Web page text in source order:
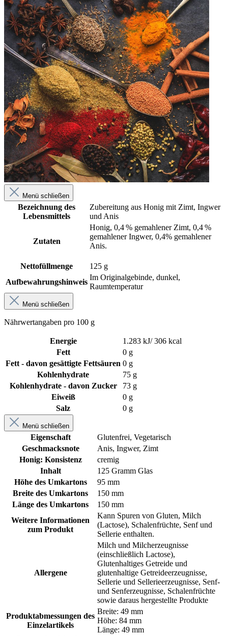
Menü schließen
Bezeichnung des
Lebensmittels
Zubereitung aus Honig mit Zimt, Ingwer
und Anis
Zutaten
Honig, 0,4 % gemahlener Zimt, 0,4 %
gemahlener Ingwer, 0,4% gemahlener
Anis.
Nettofüllmenge
125 g
Aufbewahrungshinweis
Im Originalgebinde, dunkel,
Raumtemperatur
Menü schließen
Nährwertangaben pro 100 g
Energie
1.283 kJ/ 306 kcal
Fett
0 g
Fett - davon gesättigte Fettsäuren 0 g
Kohlenhydrate
75 g
Kohlenhydrate - davon Zucker
73 g
Eiweiß
0 g
Salz
0 g
Menü schließen
Eigenschaft Glutenfrei, Vegetarisch
Geschmacksnote
Anis, Ingwer, Zimt
Honig: Konsistenz
cremig
Inhalt
125 Gramm Glas
Höhe des Umkartons
95 mm
Breite des Umkartons
150 mm
Länge des Umkartons
150 mm
Weitere Informationen
zum Produkt
Kann Spuren von Gluten, Milch
(Lactose), Schalenfrüchte, Senf und
Sellerie enthalten.
Allergene
Milch und Milcherzeugnisse
(einschließlich Lactose),
Glutenhaltiges Getreide und
glutenhaltige Getreideerzeugnisse,
Sellerie und Sellerieerzeugnisse, Senf-
und Senferzeugnisse, Schalenfrüchte
sowie daraus hergestellte Produkte
Produktabmessungen des
Einzelartikels
Breite: 49 mm
Höhe: 84 mm
Länge: 49 mm